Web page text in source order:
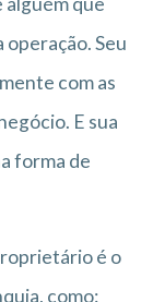
Seu
com as
E sua
forma de
é o
como: